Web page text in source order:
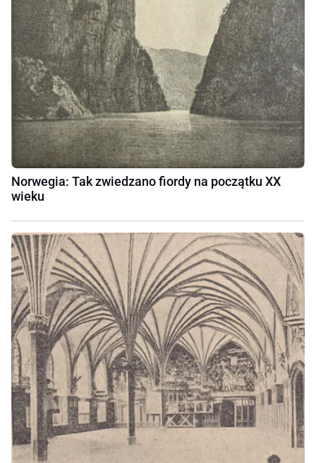
Norwegia: Tak zwiedzano fiordy na początku XX
wieku